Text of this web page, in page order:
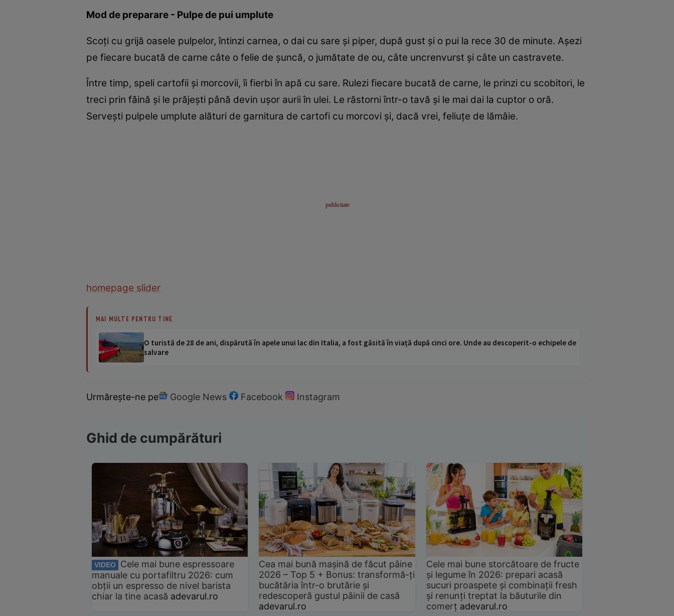
Mod de preparare - Pulpe de pui umplute
Scoţi cu grijă oasele pulpelor, întinzi carnea, o dai cu sare şi piper, după gust şi o pui la rece 30 de minute. Aşezi
pe fiecare bucată de carne câte o felie de şuncă, o jumătate de ou, câte uncrenvurst şi câte un castravete.
Între timp, speli cartofii şi morcovii, îi fierbi în apă cu sare. Rulezi fiecare bucată de carne, le prinzi cu scobitori, le
treci prin făină şi le prăjeşti până devin uşor aurii în ulei. Le răstorni într-o tavă şi le mai dai la cuptor o oră.
Serveşti pulpele umplute alături de garnitura de cartofi cu morcovi şi, dacă vrei, feliuţe de lămâie.
homepage slider
MAI MULTE PENTRU TINE
O turistă de 28 de ani, dispărută în apele unui lac din Italia, a fost găsită în viață după cinci ore. Unde au descoperit-o echipele de
salvare
Urmărește-ne pe Google News Facebook Instagram
Ghid de cumpărături
VIDEO
Cele mai bune espressoare
manuale cu portafiltru 2026: cum
obții un espresso de nivel barista
chiar la tine acasă adevarul.ro
Cea mai bună mașină de făcut pâine
2026 – Top 5 + Bonus: transformă-ți
bucătăria într-o brutărie și
redescoperă gustul pâinii de casă
adevarul.ro
Cele mai bune storcătoare de fructe
și legume în 2026: prepari acasă
sucuri proaspete și combinații fresh
și renunți treptat la băuturile din
comerț adevarul.ro